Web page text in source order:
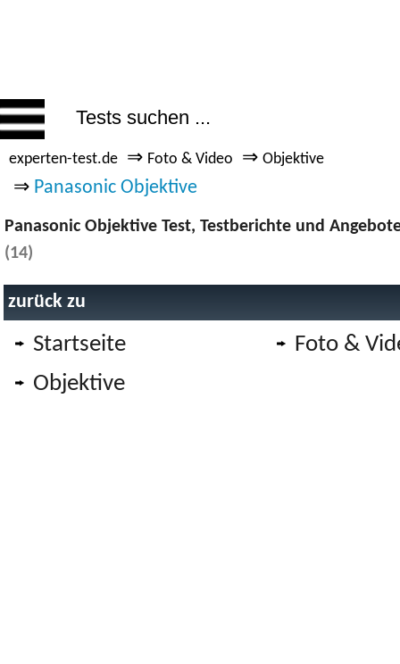
experten-test.de ⇒ Foto & Video ⇒ Objektive
⇒ Panasonic Objektive
Panasonic Objektive Test, Testberichte und
(14)
zurück zu
Startseite
Foto &
Objektive